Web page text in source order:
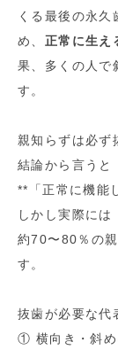
くる最後の永久
め、 正常に生え
果、多くの人で
す。
親知らずは必ず
結論から言うと
**「正常に機能
しかし実際には
約70〜80％の
す。
抜歯が必要な代
① 横向き・斜め